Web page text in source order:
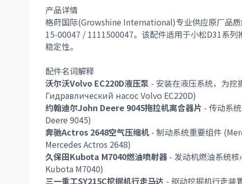
产品详情
格莳国际(Growshine International)专业供应原厂品
15-00047 / 1111500047。该配件适用于小松D31系
稳定性。
配件名词解释
沃尔沃Volvo EC220D液压泵 - 安装在液压系统，为
Гидравлический насос Volvo EC220D)
约翰迪尔John Deere 9045拖拉机离合器片 - 传动系
Deere 9045)
奔驰Actros 2648空气压缩机 - 制动系统重要组件
Mercedes Actros 2648)
久保田Kubota M7040燃油喷射器 - 发动机燃油系统
Kubota M7040)
三一重工SY215C挖掘机行走马达 - 驱动挖掘机行走装